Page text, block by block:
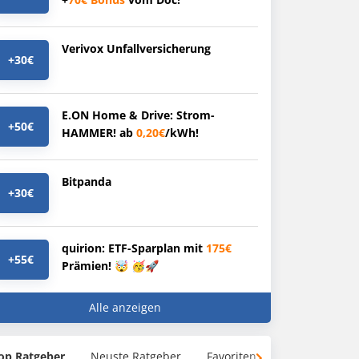
+30€
Verivox Unfallversicherung
+50€
E.ON Home & Drive: Strom-
HAMMER! ab 0,20€/kWh!
+30€
Bitpanda
+55€
quirion: ETF-Sparplan mit 175€
Prämien! 🤯 🥳🚀
Alle anzeigen